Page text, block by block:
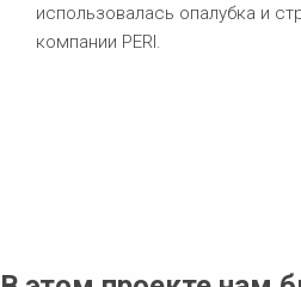
использовалась опалубка и
компании PERI.